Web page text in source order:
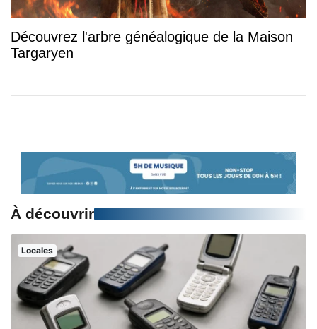
Découvrez l'arbre généalogique de la Maison
Targaryen
À découvrir
Locales